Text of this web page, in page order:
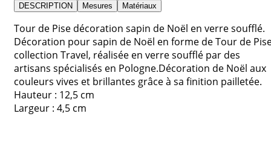
DESCRIPTION Mesures Matériaux
Tour de Pise décoration sapin de Noël en verre soufflé.
Décoration pour sapin de Noël en forme de Tour de
collection Travel, réalisée en verre soufflé par des
artisans spécialisés en Pologne.Décoration de Noël aux
couleurs vives et brillantes grâce à sa finition pailletée.
Hauteur : 12,5 cm
Largeur : 4,5 cm